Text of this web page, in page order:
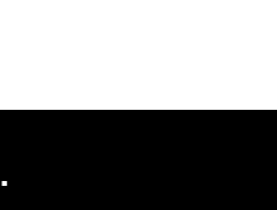
.